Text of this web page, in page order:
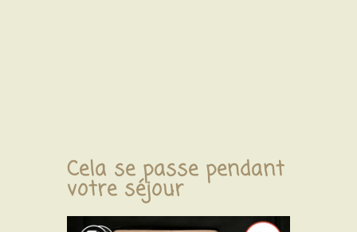
Cela se passe pendant
votre séjour